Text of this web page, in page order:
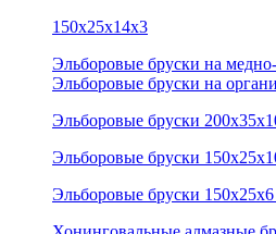
150х25х14х3
Эльборовые бруски на
Эльборовые бруски на
Эльборовые бруски
Эльборовые бруски
Эльборовые бруски